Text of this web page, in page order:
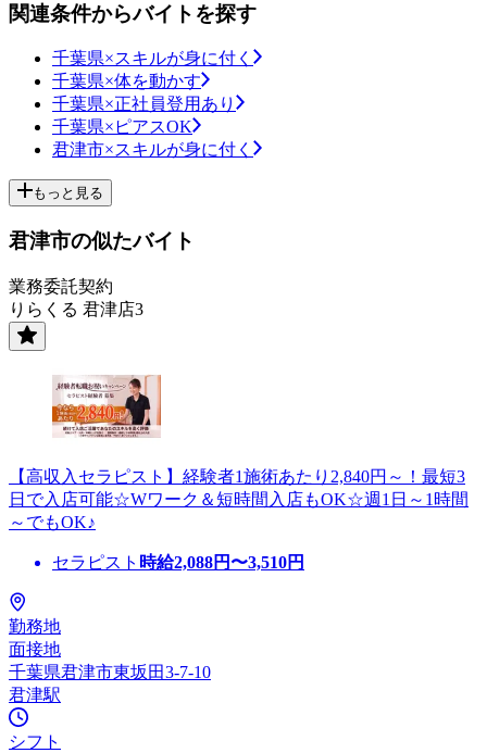
関連条件からバイトを探す
千葉県×スキルが身に付く
千葉県×体を動かす
千葉県×正社員登用あり
千葉県×ピアスOK
君津市×スキルが身に付く
もっと見る
君津市の似たバイト
業務委託契約
りらくる 君津店3
【高収入セラピスト】経験者1施術あたり2,840円～！最短3
日で入店可能☆Wワーク＆短時間入店もOK☆週1日～1時間
～でもOK♪
セラピスト 時給2,088円〜3,510円
勤務地
面接地
千葉県君津市東坂田3-7-10
君津駅
シフト